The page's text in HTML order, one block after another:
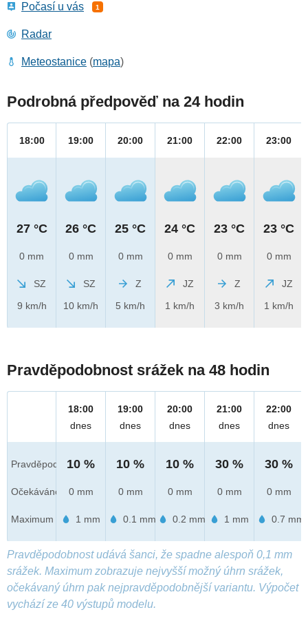
Počasí u vás 1
Radar
Meteostanice (mapa)
Podrobná předpověď na 24 hodin
18:00
27 °C
0 mm
SZ
9 km/h
19:00
26 °C
0 mm
SZ
10 km/h
20:00
25 °C
0 mm
Z
5 km/h
21:00
24 °C
0 mm
JZ
1 km/h
22:00
23 °C
0 mm
Z
3 km/h
23:00
23 °C
0 mm
JZ
1 km/h
Pravděpodobnost srážek na 48 hodin
Pravděpod.
Očekáváno
Maximum
18:00
dnes
10 %
0 mm
1 mm
19:00
dnes
10 %
0 mm
0.1 mm
20:00
dnes
10 %
0 mm
0.2 mm
21:00
dnes
30 %
0 mm
1 mm
22:00
dnes
30 %
0 mm
0.7 mm
Pravděpodobnost udává šanci, že spadne alespoň 0,1 mm
srážek. Maximum zobrazuje nejvyšší možný úhrn srážek,
očekávaný úhrn pak nejpravděpodobnější variantu. Výpočet
vychází ze 40 výstupů modelu.